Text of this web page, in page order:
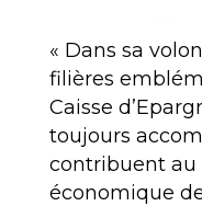
« Dans sa
filières
Caisse
toujours
contribuent
économique